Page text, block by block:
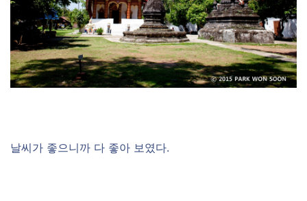
날씨가 좋으니까 다 좋아 보였다.